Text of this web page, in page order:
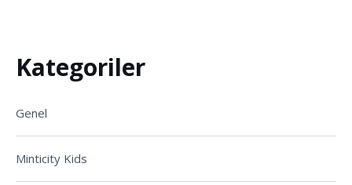
Kategoriler
Genel
Minticity Kids